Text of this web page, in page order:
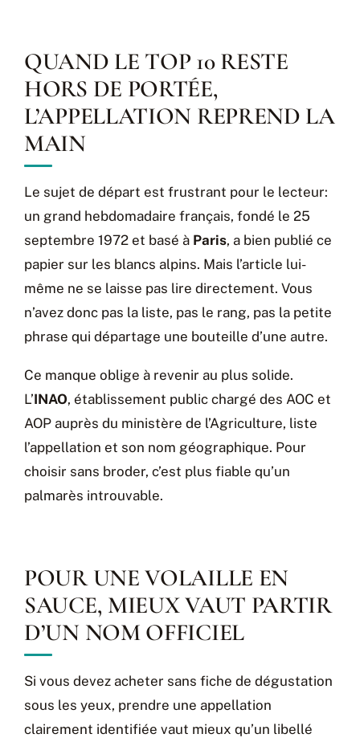
QUAND LE TOP 10 RESTE
HORS DE PORTÉE,
L’APPELLATION REPREND LA
MAIN
Le sujet de départ est frustrant pour le lecteur:
un grand hebdomadaire français, fondé le 25
septembre 1972 et basé à Paris, a bien publié ce
papier sur les blancs alpins. Mais l’article lui-
même ne se laisse pas lire directement. Vous
n’avez donc pas la liste, pas le rang, pas la petite
phrase qui départage une bouteille d’une autre.
Ce manque oblige à revenir au plus solide.
L’INAO, établissement public chargé des AOC et
AOP auprès du ministère de l’Agriculture, liste
l’appellation et son nom géographique. Pour
choisir sans broder, c’est plus fiable qu’un
palmarès introuvable.
POUR UNE VOLAILLE EN
SAUCE, MIEUX VAUT PARTIR
D’UN NOM OFFICIEL
Si vous devez acheter sans fiche de dégustation
sous les yeux, prendre une appellation
clairement identifiée vaut mieux qu’un libellé